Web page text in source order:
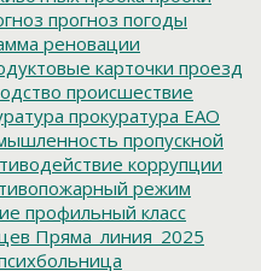
прогноз погоды
реновации
карточки проезд
происшествие
прокуратура ЕАО
пропускной
коррупции
режим
профильный класс
Пряма_линия_2025